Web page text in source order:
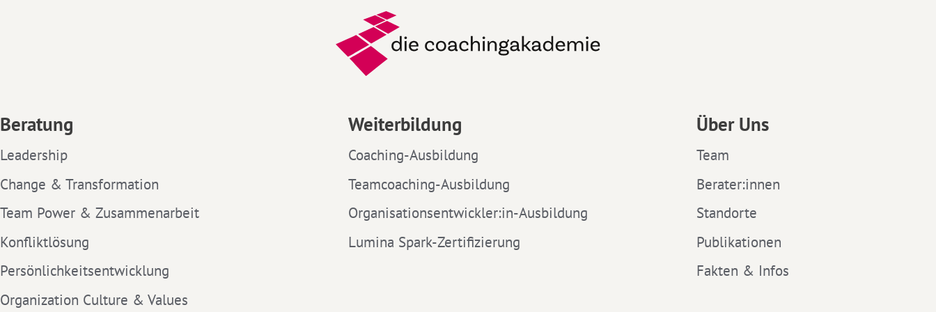
Beratung
Leadership
Change & Transformation
Team Power & Zusammenarbeit
Konfliktlösung
Persönlichkeitsentwicklung
Organization Culture & Values
Weiterbildung
Coaching-Ausbildung
Teamcoaching-Ausbildung
Organisationsentwickler:in-Ausbildung
Lumina Spark-Zertifizierung
Über Uns
Team
Berater:innen
Standorte
Publikationen
Fakten & Infos